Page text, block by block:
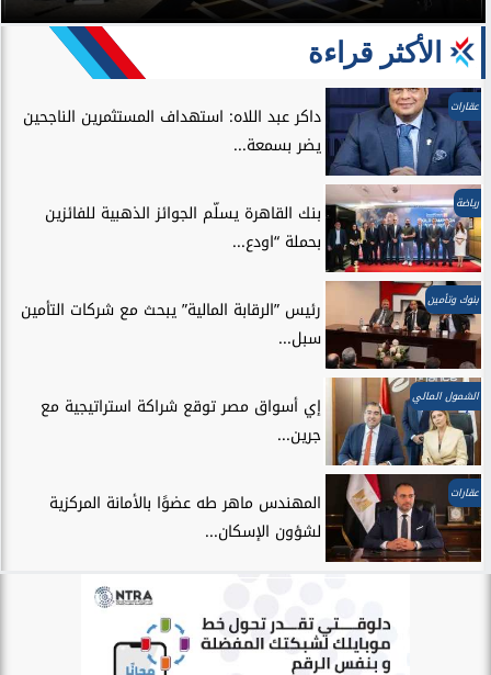
الأكثر قراءة
عقارات
داكر عبد اللاه: استهداف المستثمرين الناجحين
يضر بسمعة...
رياضة
بنك القاهرة يسلّم الجوائز الذهبية للفائزين
بحملة “اودع...
بنوك وتأمين
رئيس ”الرقابة المالية” يبحث مع شركات التأمين
سبل...
الشمول المالي
إي أسواق مصر توقع شراكة استراتيجية مع
جرين...
عقارات
المهندس ماهر طه عضوًا بالأمانة المركزية
لشؤون الإسكان...